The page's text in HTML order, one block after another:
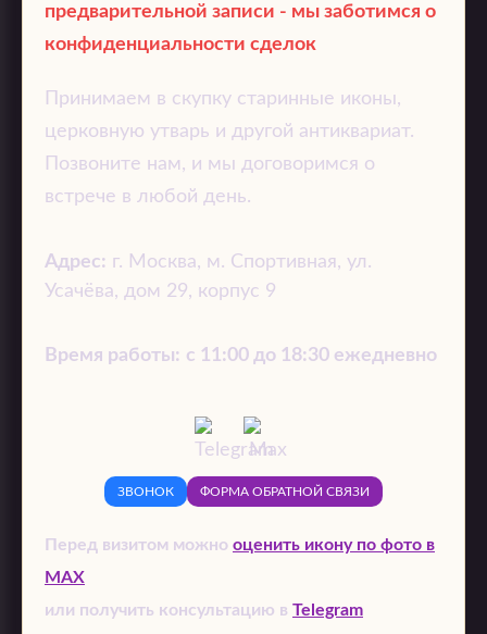
предварительной записи - мы заботимся о
конфиденциальности сделок
Принимаем в скупку старинные иконы,
церковную утварь и другой антиквариат.
Позвоните нам, и мы договоримся о
встрече в любой день.
Адрес: г. Москва, м. Спортивная, ул.
Усачёва, дом 29, корпус 9
Время работы: с 11:00 до 18:30 ежедневно
ЗВОНОК ФОРМА ОБРАТНОЙ СВЯЗИ
Перед визитом можно оценить икону по фото в
MAX
или получить консультацию в Telegram